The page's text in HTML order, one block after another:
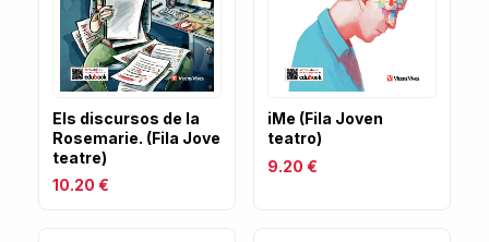
Els discursos de la
Rosemarie. (Fila Jove
teatre)
10.20 €
iMe (Fila Joven
teatro)
9.20 €